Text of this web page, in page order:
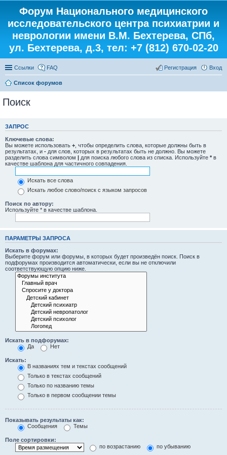
Форум Национального медицинского
исследовательского центра психиатрии и
неврологии имени В.М. Бехтерева, СПб,
ул. Бехтерева, д.3, тел: +7 (812) 670-02-20
Ссылки FAQ Вход
Регистрация
Список форумов
Поиск
ЗАПРОС
Ключевые слова:
Вы можете использовать + , чтобы определить слова, которые должны быть в
результатах, и - для слов, которых в результатах быть не должно. Вы можете
разделить слова символом | для поиска любого слова из списка. Используйте * в
качестве шаблона для частичного совпадения.
Искать все слова
Искать любое слово/поиск с языком запросов
Поиск по автору:
Используйте * в качестве шаблона.
ПАРАМЕТРЫ ЗАПРОСА
Искать в форумах:
Выберите форум или форумы, в которых будет произведён поиск. Поиск в
подфорумах производится автоматически, если вы не отключили
соответствующую опцию ниже.
Искать в подфорумах:
Да
Нет
Искать:
В названиях тем и текстах сообщений
Только в текстах сообщений
Только по названию темы
Только в первом сообщении темы
Показывать результаты как:
Сообщения
Темы
Поле сортировки:
по возрастанию
по убыванию